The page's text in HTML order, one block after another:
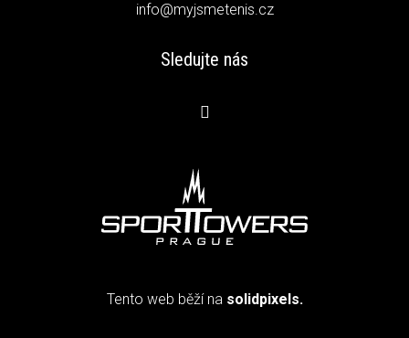
info@myjsmetenis.cz
Sledujte nás
Tento web běží na solidpixels.